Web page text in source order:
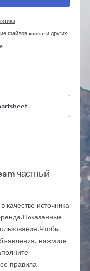
файлов cookie и других
частный
качестве источника
нажмите
правила